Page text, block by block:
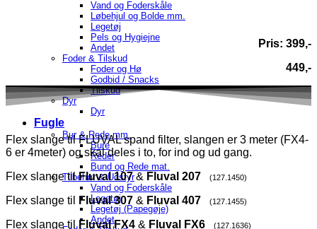
Vand og Foderskåle
Løbehjul og Bolde mm.
Legetøj
Pels og Hygiejne
Andet
Foder & Tilskud
Foder og Hø
Godbid / Snacks
Tilskud
Dyr
Dyr
Fugle
Bur & Rede mm.
Bure
Reder
Bund og Rede mat.
Tilbehør & Udstyr
Vand og Foderskåle
Legetøj
Legetøj (Papegøje)
Andet
Pris: 399,-
449,-
Flex slange til FLUVAL spand filter, slangen er 3 meter (FX4-
6 er 4meter) og skal deles i to, for ind og ud gang.
Flex slange tilFluval 107& Fluval 207 (127.1450)
Flex slange til Fluval 307 & Fluval 407 (127.1455)
Flex slange til Fluval FX4 & Fluval FX6 (127.1636)